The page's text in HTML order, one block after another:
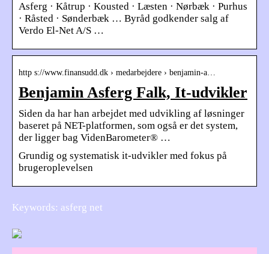
Asferg · Kåtrup · Kousted · Læsten · Nørbæk · Purhus
· Råsted · Sønderbæk … Byråd godkender salg af
Verdo El-Net A/S …
http s://www.finansudd.dk › medarbejdere › benjamin-a…
Benjamin Asferg Falk, It-udvikler
Siden da har han arbejdet med udvikling af løsninger
baseret på NET-platformen, som også er det system,
der ligger bag VidenBarometer® …
Grundig og systematisk it-udvikler med fokus på
brugeroplevelsen
Keywords: asferg net